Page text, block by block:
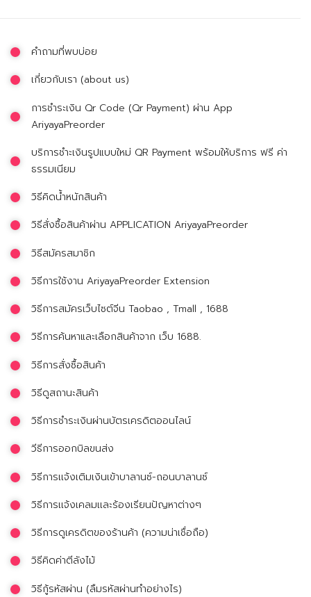
คำถามที่พบบ่อย
เกี่ยวกับเรา (about us)
การชำระเงิน Qr Code (Qr Payment) ผ่าน App
AriyayaPreorder
บริการชำะเงินรูปแบบใหม่ QR Payment พร้อมให้บริการ ฟรี ค่า
ธรรมเนียม
วิธีคิดน้ำหนักสินค้า
วิธีสั่งซื้อสินค้าผ่าน APPLICATION AriyayaPreorder
วิธีสมัครสมาชิก
วิธีการใช้งาน AriyayaPreorder Extension
วิธีการสมัครเว็บไซต์จีน Taobao , Tmall , 1688
วิธีการค้นหาและเลือกสินค้าจาก เว็บ 1688.
วิธีการสั่งซื้อสินค้า
วิธีดูสถานะสินค้า
วิธีการชำระเงินผ่านบัตรเครดิตออนไลน์
วีธีการออกบิลขนส่ง
วิธีการเเจ้งเติมเงินเข้าบาลานซ์-ถอนบาลานซ์
วิธีการเเจ้งเคลมเเละร้องเรียนปัญหาต่างๆ
วิธีการดูเครดิตของร้านค้า (ความน่าเชื่อถือ)
วิธีคิดค่าตีลังไม้
วิธีกู้รหัสผ่าน (ลืมรหัสผ่านทำอย่างไร)